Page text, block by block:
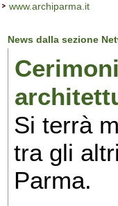
www.archiparma.it
News dalla sezione
Si terrà
tra gli
Parma.